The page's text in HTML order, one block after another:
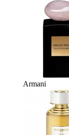
Armani